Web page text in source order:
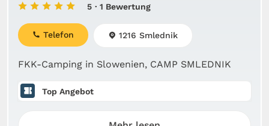
5 · 1 Bewertung
FKK-Camping in Slowenien, CAMP SMLEDNIK
Telefon 1216 Smlednik
Top Angebot